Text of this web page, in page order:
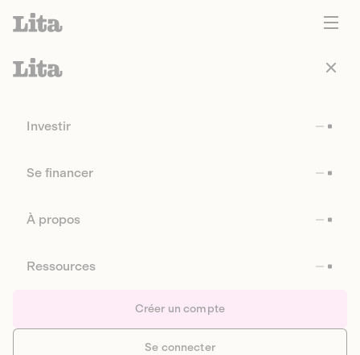
Investir
Se financer
À propos
Ressources
Créer un compte
Se connecter